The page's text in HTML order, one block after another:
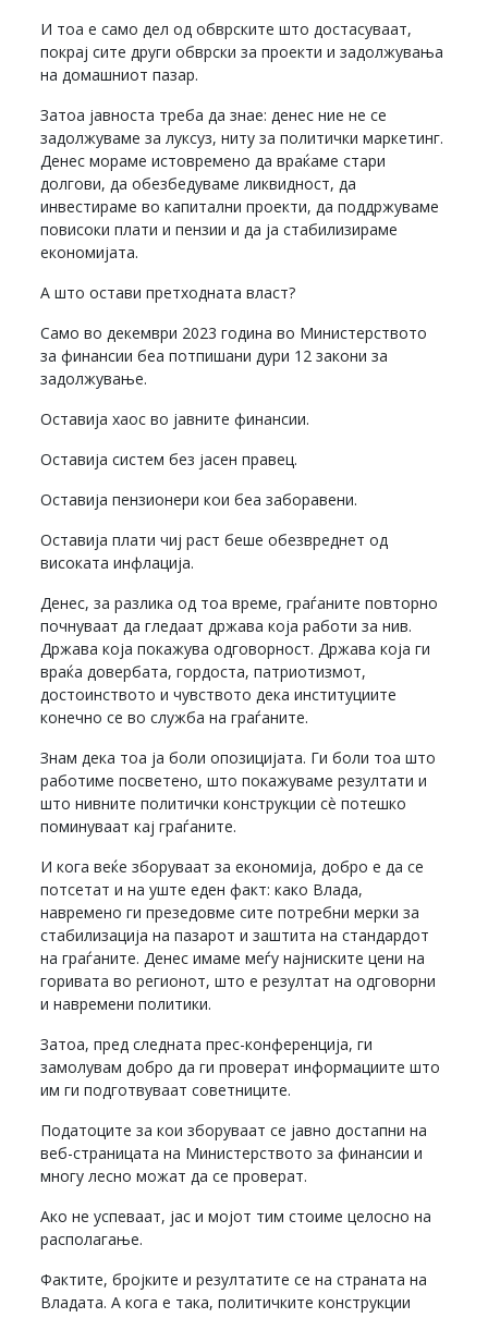
И тоа е само дел од обврските што достасуваат,
покрај сите други обврски за проекти и задолжувања
на домашниот пазар.
Затоа јавноста треба да знае: денес ние не се
задолжуваме за луксуз, ниту за политички маркетинг.
Денес мораме истовремено да враќаме стари
долгови, да обезбедуваме ликвидност, да
инвестираме во капитални проекти, да поддржуваме
повисоки плати и пензии и да ја стабилизираме
економијата.
А што остави претходната власт?
Само во декември 2023 година во Министерството
за финансии беа потпишани дури 12 закони за
задолжување.
Оставија хаос во јавните финансии.
Оставија систем без јасен правец.
Оставија пензионери кои беа заборавени.
Оставија плати чиј раст беше обезвреднет од
високата инфлација.
Денес, за разлика од тоа време, граѓаните повторно
почнуваат да гледаат држава која работи за нив.
Држава која покажува одговорност. Држава која ги
враќа довербата, гордоста, патриотизмот,
достоинството и чувството дека институциите
конечно се во служба на граѓаните.
Знам дека тоа ја боли опозицијата. Ги боли тоа што
работиме посветено, што покажуваме резултати и
што нивните политички конструкции сè потешко
поминуваат кај граѓаните.
И кога веќе зборуваат за економија, добро е да се
потсетат и на уште еден факт: како Влада,
навремено ги презедовме сите потребни мерки за
стабилизација на пазарот и заштита на стандардот
на граѓаните. Денес имаме меѓу најниските цени на
горивата во регионот, што е резултат на одговорни
и навремени политики.
Затоа, пред следната прес-конференција, ги
замолувам добро да ги проверат информациите што
им ги подготвуваат советниците.
Податоците за кои зборуваат се јавно достапни на
веб-страницата на Министерството за финансии и
многу лесно можат да се проверат.
Ако не успеваат, јас и мојот тим стоиме целосно на
располагање.
Фактите, бројките и резултатите се на страната на
Владата. А кога е така, политичките конструкции